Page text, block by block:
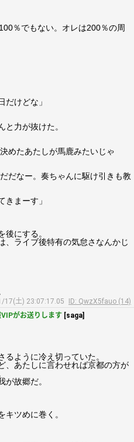
％でもない。オレは200％の周
けどな」
力が抜けた。
めたあたしが馬鹿みたいじゃ
だなー。奏ちゃんに駆け引きも教
まーす」
後にする。
、ライブ後特有の気怠さなんかじ
17(土) 23:07:17.05
ID: QwzX5fauo (14)
がお送りします [saga]
ように冷え切っていた。
、あたしに言わせれば京都の方が
が故郷だ。
ツめに巻く。